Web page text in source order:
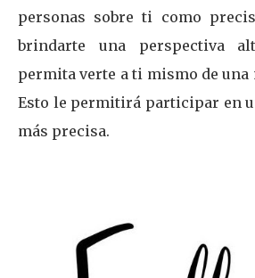
personas sobre ti como
brindarte una perspectiva
permita verte a ti mismo de una
Esto le permitirá participar en
más precisa.